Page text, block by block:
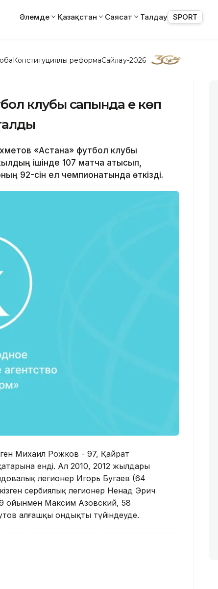
Әлемде Қазақстан Саясат Талдау SPORT
Конституциялық реформаСайлау-2026
клубы сапында ең көп
«Астана» футбол клубы
ішінде 107 матчқа қатысып,
92-сін ел чемпионатында өткізді.
Михаил Рожков - 97, Қайрат
енді. Ал 2010, 2012 жылдары
легионер Игорь Бугаев (64
сербиялық легионер Ненад Эрич
ойынмен Максим Азовский, 58
алғашқы ондықты түйіндеуде.